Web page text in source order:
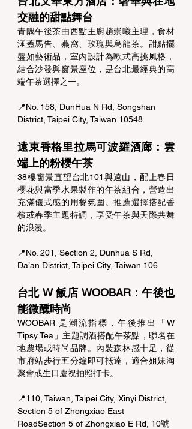
交融的甜點舞台
青隅午後茶由西點主廚趙崇曦主理，食材
涵蓋馬告、燕窩、玫瑰與烏龍茶。甜點擺
盤如藝術品，室內設計為歐式高挑風格，
結合沙發與窗景座位，是台北最經典的高
端午茶選擇之一。
📍No. 158, DunHua N Rd, Songshan
District, Taipei City, Taiwan 10548
遠東香格里拉馬可波羅酒廊：雲
端上的粉櫻午茶
38樓窗景直望台北101與遠山，配上春日
櫻花與當季水果製作的午茶組合，營造出
充滿儀式感的用餐氛圍。推薦選擇搭配香
檳或春季主題特調，享受午茶與天際共舞
的浪漫。
📍No. 201, Section 2, Dunhua S Rd,
Da’an District, Taipei City, Taiwan 106
台北 W 飯店 WOOBAR：午後也
能微醺時尚
WOOBAR 是潮流指標，午後推出「W
Tipsy Tea」主題調酒搭配午茶點，聯名在
地農場或時尚品牌。內裝森林感十足，從
市府站步行五分鐘即可抵達，適合姐妹淘
聚會或生日慶祝拍照打卡。
📍110, Taiwan, Taipei City, Xinyi District,
Section 5 of Zhongxiao East
RoadSection 5 of Zhongxiao E Rd, 10號